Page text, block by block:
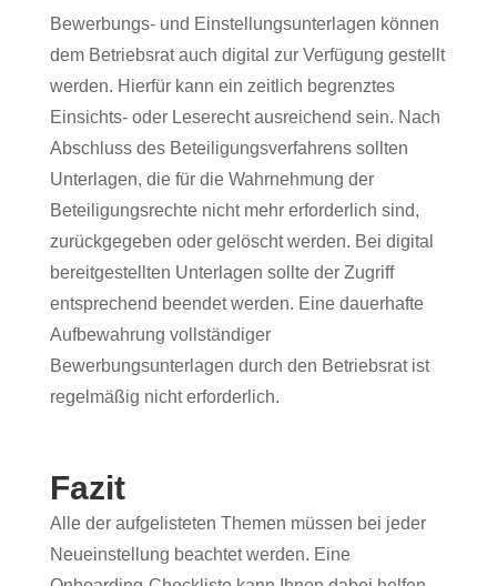
Bewerbungs- und Einstellungsunterlagen können
dem Betriebsrat auch digital zur Verfügung gestellt
werden. Hierfür kann ein zeitlich begrenztes
Einsichts- oder Leserecht ausreichend sein. Nach
Abschluss des Beteiligungsverfahrens sollten
Unterlagen, die für die Wahrnehmung der
Beteiligungsrechte nicht mehr erforderlich sind,
zurückgegeben oder gelöscht werden. Bei digital
bereitgestellten Unterlagen sollte der Zugriff
entsprechend beendet werden. Eine dauerhafte
Aufbewahrung vollständiger
Bewerbungsunterlagen durch den Betriebsrat ist
regelmäßig nicht erforderlich.
Fazit
Alle der aufgelisteten Themen müssen bei jeder
Neueinstellung beachtet werden. Eine